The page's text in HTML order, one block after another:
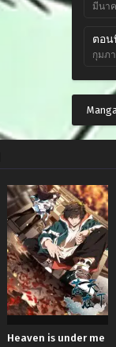
มีนา
ตอน
กุมภ
ตอ
ตอน
ตุลาค
ตอน
กันย
ตอน
สิงหา
Heaven is under me